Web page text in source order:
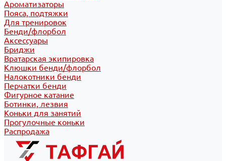
Ароматизаторы
Пояса, подтяжки
Для тренировок
Бенди/флорбол
Аксессуары
Бриджи
Вратарская экипировка
Клюшки бенди/флорбол
Налокотники бенди
Перчатки бенди
Фигурное катание
Ботинки, лезвия
Коньки для занятий
Прогулочные коньки
Распродажа